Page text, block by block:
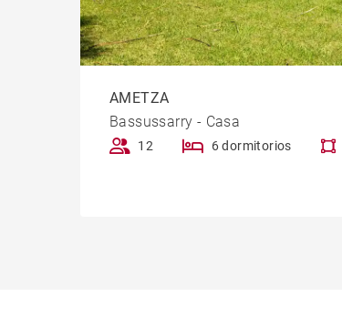
AMETZA
Bassussarry - Casa
12 6 dormitorios